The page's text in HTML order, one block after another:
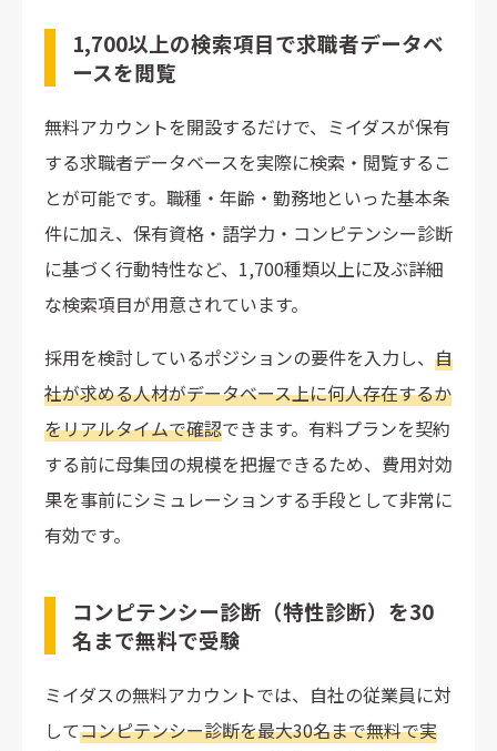
1,700以上の検索項目で求職者データベ
ースを閲覧
無料アカウントを開設するだけで、ミイダスが保有
する求職者データベースを実際に検索・閲覧するこ
とが可能です。職種・年齢・勤務地といった基本条
件に加え、保有資格・語学力・コンピテンシー診断
に基づく行動特性など、1,700種類以上に及ぶ詳細
な検索項目が用意されています。
採用を検討しているポジションの要件を入力し、 自
社が求める人材がデータベース上に何人存在するか
をリアルタイムで確認できます。有料プランを契約
する前に母集団の規模を把握できるため、費用対効
果を事前にシミュレーションする手段として非常に
有効です。
コンピテンシー診断（特性診断）を30
名まで無料で受験
ミイダスの無料アカウントでは、自社の従業員に対
してコンピテンシー診断を最大30名まで無料で実